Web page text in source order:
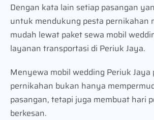
Dengan kata lain setiap pasangan
untuk mendukung pesta pernikahan
mudah lewat paket sewa mobil
layanan transportasi di Periuk Jaya.
Menyewa mobil wedding Periuk Jaya
pernikahan bukan hanya
pasangan, tetapi juga membuat hari
berkesan.